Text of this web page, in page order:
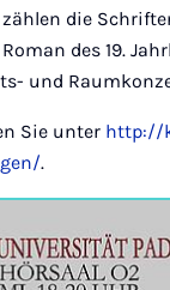
die
des 19.
und
Sie unter http://
.